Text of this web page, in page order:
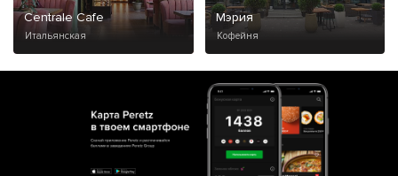
Centrale Cafe
Итальянская
Мэрия
Кофейня